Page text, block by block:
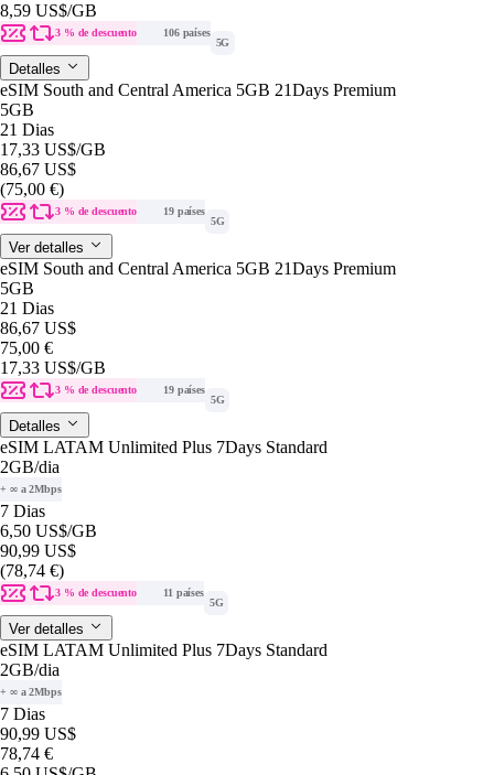
8,59 US$/GB
3 % de descuento
106 países
5G
Detalles
eSIM South and Central America 5GB 21Days Premium
5GB
21 Dias
17,33 US$/GB
86,67 US$
(75,00 €)
3 % de descuento
19 países
5G
Ver detalles
eSIM South and Central America 5GB 21Days Premium
5GB
21 Dias
86,67 US$
75,00 €
17,33 US$/GB
3 % de descuento
19 países
5G
Detalles
eSIM LATAM Unlimited Plus 7Days Standard
2GB/dia
+ ∞ a 2Mbps
7 Dias
6,50 US$/GB
90,99 US$
(78,74 €)
3 % de descuento
11 países
5G
Ver detalles
eSIM LATAM Unlimited Plus 7Days Standard
2GB/dia
+ ∞ a 2Mbps
7 Dias
90,99 US$
78,74 €